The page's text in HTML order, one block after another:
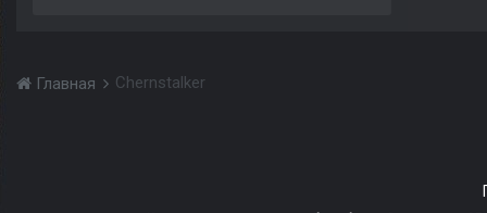
Главная Chernstalker